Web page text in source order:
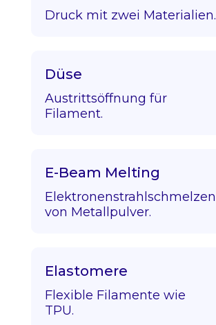
Druck mit zwei Materialien.
Düse
Austrittsöffnung für
Filament.
E-Beam Melting
Elektronenstrahlschmelzen
von Metallpulver.
Elastomere
Flexible Filamente wie
TPU.